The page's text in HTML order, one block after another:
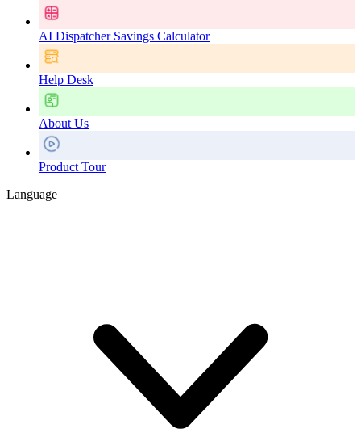
AI Dispatcher Savings Calculator
Help Desk
About Us
Product Tour
Language